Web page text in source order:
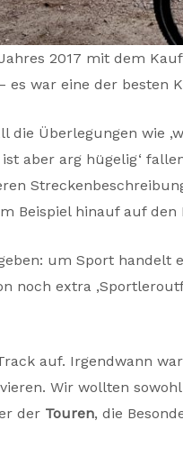
2017 mit dem
war eine der besten
die Überlegungen wie
aber arg hügelig‘
Beispiel hinauf auf
um Sport
noch extra
auf. Irgendwann
Wir wollten
der Touren, die